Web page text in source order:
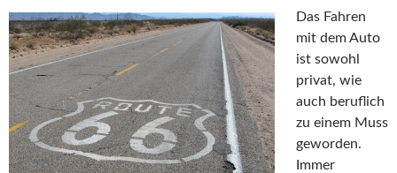
Das Fahren
mit dem Auto
ist sowohl
privat, wie
auch beruflich
zu einem Muss
geworden.
Immer